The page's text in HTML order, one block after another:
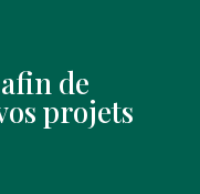
de
projets